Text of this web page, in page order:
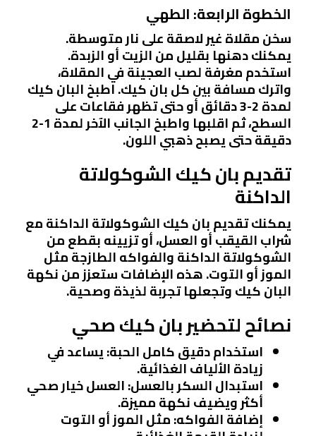
الخطوة الرابعة: الطهي
سخن مقلاة غير لاصقة على نار متوسطة.
يمكنك دهنها بقليل من الزيت أو الزبدة.
استخدم مغرفة لصب العجينة في المقلاة،
واترك مسافة بين كل بان كيك. اطبخ البان كيك
لمدة 2-3 دقائق أو حتى تظهر فقاعات على
السطح، ثم اقلبها واطبخ الجانب الآخر لمدة 1-2
دقيقة حتى يصبح ذهبي اللون.
تقديم بان كيك الشوكولاتة
الداكنة
يمكنك تقديم بان كيك الشوكولاتة الداكنة مع
شراب القيقب أو العسل، أو تزيينه بقطع من
الشوكولاتة الداكنة والفواكه الطازجة مثل
الموز أو التوت. هذه الإضافات ستعزز من نكهة
البان كيك وتجعلها تجربة لذيذة وصحية.
نصائح لتحضير بان كيك صحي
استخدام دقيق كامل الحبة: يساعد في
زيادة الألياف الغذائية.
استبدال السكر بالعسل: العسل خيار صحي
أكثر ويضيف نكهة مميزة.
إضافة الفواكه: مثل الموز أو التوت